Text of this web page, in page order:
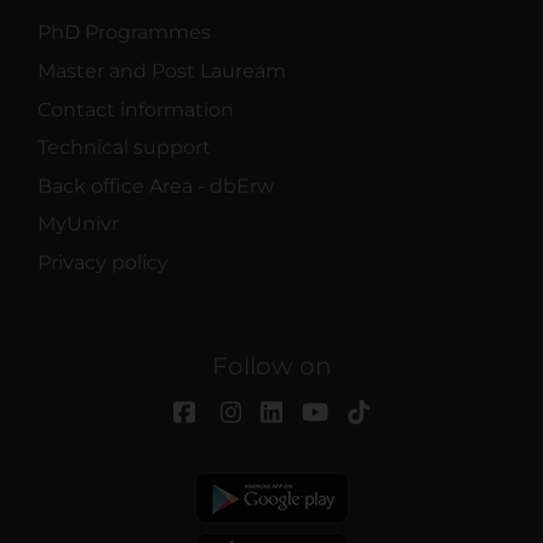
PhD Programmes
Master and Post Lauream
Contact information
Technical support
Back office Area - dbErw
MyUnivr
Privacy policy
Follow on